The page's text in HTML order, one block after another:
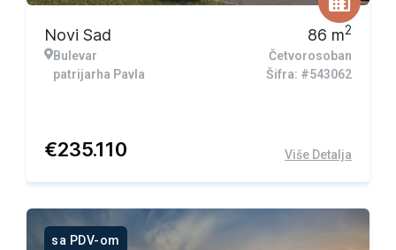
Novi Sad
Bulevar
patrijarha Pavla
86 m2
Četvorosoban
Šifra: #543062
€235.110 Više Detalja
sa PDV-om